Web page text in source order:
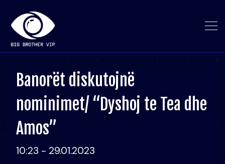
Banorët diskutojnë
nominimet/ “Dyshoj te Tea dhe
Amos”
10:23 - 29.01.2023